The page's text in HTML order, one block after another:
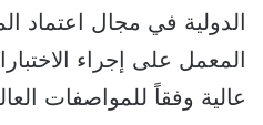
الدولية في مجال اعتماد
المعمل على إجراء
عالية وفقاً للمواصفات